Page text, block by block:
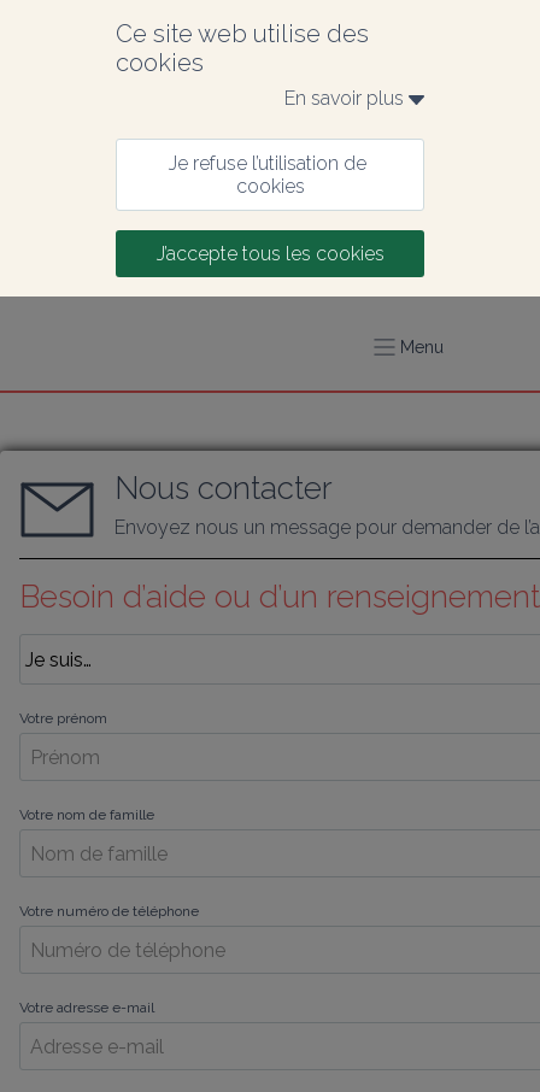
Ce site web utilise des
cookies
En savoir plus
Je refuse l’utilisation de
cookies
J’accepte tous les cookies
Menu
Nous contacter
Envoyez nous un message pour demander de
Besoin d’aide ou d’un
Votre prénom
Votre nom de famille
Votre numéro de téléphone
Votre adresse e-mail